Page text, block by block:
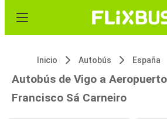
Inicio Autobús España
Autobús de Vigo a
Francisco Sá Carneiro